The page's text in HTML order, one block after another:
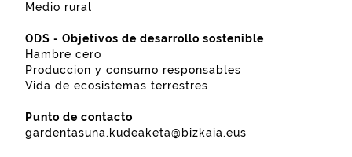
Medio rural
ODS - Objetivos de desarrollo sostenible
Hambre cero
Produccion y consumo responsables
Vida de ecosistemas terrestres
Punto de contacto
gardentasuna.kudeaketa@bizkaia.eus